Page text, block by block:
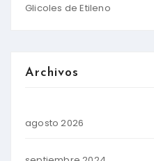
Glicoles de Etileno
Archivos
agosto 2026